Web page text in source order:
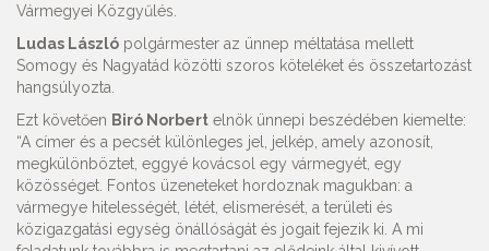
Vármegyei Közgyűlés.
Ludas László polgármester az ünnep méltatása mellett
Somogy és Nagyatád közötti szoros köteléket és összetartozást
hangsúlyozta.
Ezt követően Biró Norbert elnök ünnepi beszédében kiemelte:
“A címer és a pecsét különleges jel, jelkép, amely azonosít,
megkülönböztet, eggyé kovácsol egy vármegyét, egy
közösséget. Fontos üzeneteket hordoznak magukban: a
vármegye hitelességét, létét, elismerését, a területi és
közigazgatási egység önállóságát és jogait fejezik ki. A mi